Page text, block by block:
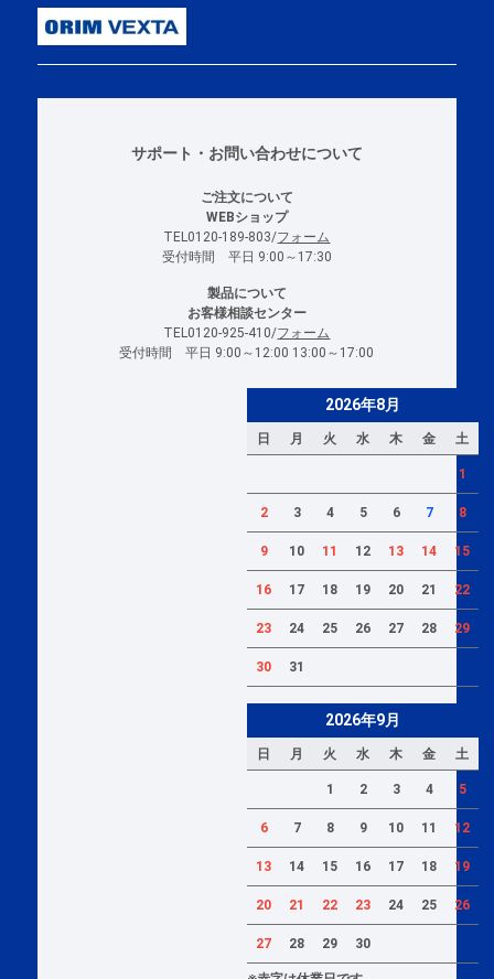
サポート・お問い合わせについて
ご注文について
WEBショップ
TEL0120-189-803/フォーム
受付時間 平日 9:00～17:30
製品について
お客様相談センター
TEL0120-925-410/フォーム
受付時間 平日 9:00～12:00 13:00～17:00
2026年8月
日 月 火 水 木 金 土
1
2 3 4 5 6 7 8
9 10 11 12 13 14 15
16 17 18 19 20 21 22
23 24 25 26 27 28 29
30 31
2026年9月
日 月 火 水 木 金 土
1 2 3 4 5
6 7 8 9 10 11 12
13 14 15 16 17 18 19
20 21 22 23 24 25 26
27 28 29 30